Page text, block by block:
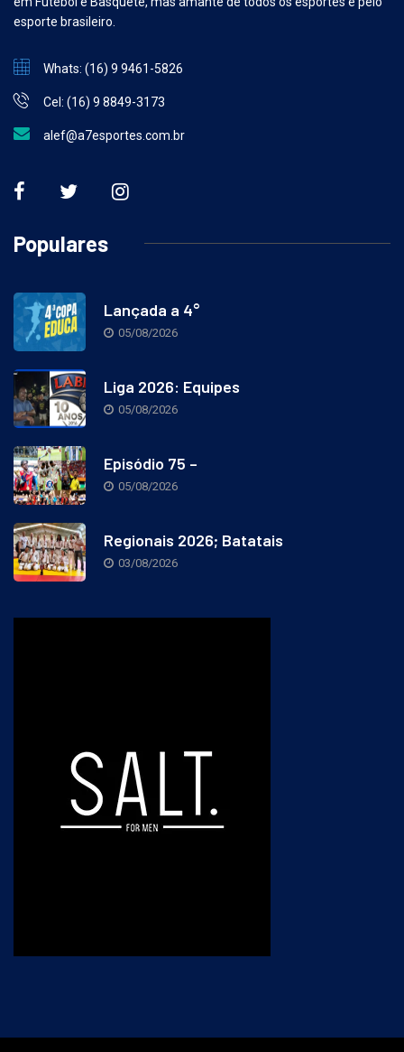
em Futebol e Basquete, mas amante de todos os esportes e pelo
esporte brasileiro.
Whats: (16) 9 9461-5826
Cel: (16) 9 8849-3173
alef@a7esportes.com.br
Populares
Lançada a 4°
05/08/2026
Liga 2026: Equipes
05/08/2026
Episódio 75 –
05/08/2026
Regionais 2026; Batatais
03/08/2026